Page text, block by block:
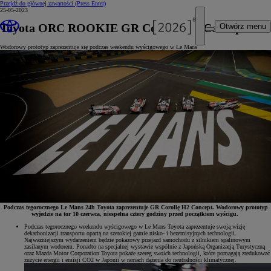
Przejdź do głównej zawartości (Press Enter)
Otwórz menu
25-05-2023
Toyota ORC ROOKIE GR Corolla H2 Concept
Wodorowy prototyp zaprezentuje się podczas weekendu wyścigowego w Le Mans
Podczas tegorocznego Le Mans 24h Toyota zaprezentuje GR Corollę H2 Concept. Wodorowy prototyp
wyjedzie na tor 10 czerwca, niespełna cztery godziny przed początkiem wyścigu.
Podczas tegorocznego weekendu wyścigowego w Le Mans Toyota zaprezentuje swoją wizję
dekarbonizacji transportu opartą na szerokiej gamie nisko- i bezemisyjnych technologii.
Najważniejszym wydarzeniem będzie pokazowy przejazd samochodu z silnikiem spalinowym
zasilanym wodorem. Ponadto na specjalnej wystawie wspólnie z Japońską Organizacją Turystyczną
oraz Mazda Motor Corporation Toyota pokaże szereg swoich technologii, które pomagają zredukować
zużycie energii i emisji CO2 w Japonii w ramach dążenia do neutralności klimatycznej.